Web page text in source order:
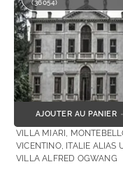
(36054)
AJOUTER AU PANIER
VILLA MIARI,
VICENTINO, ITALIE ALIAS
VILLA ALFRED OGWANG